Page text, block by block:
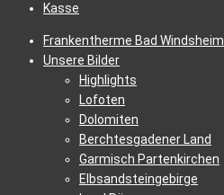
Kasse
Frankentherme Bad Windsheim
Unsere Bilder
Highlights
Lofoten
Dolomiten
Berchtesgadener Land
Garmisch Partenkirchen
Elbsandsteingebirge